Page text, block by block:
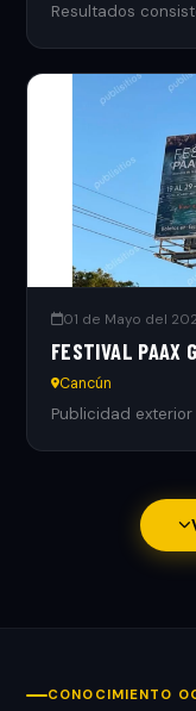
Resultados
01 de Mayo del
FESTIVAL PAAX
Cancún
Publicidad
CONOCIMIENTO